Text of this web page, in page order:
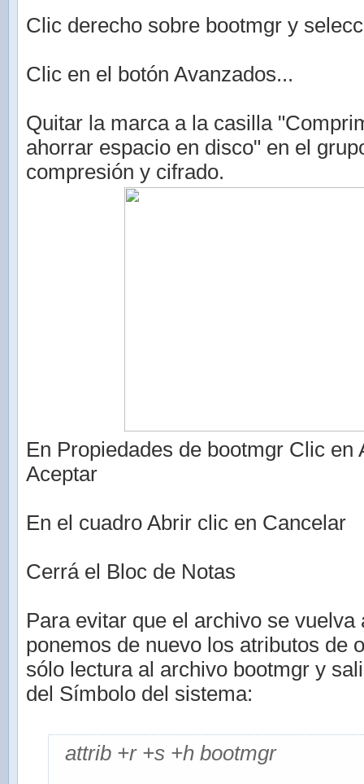
Clic derecho sobre bootmgr y
Clic en el botón Avanzados...
Quitar la marca a la casilla
ahorrar espacio en disco" en el
compresión y cifrado.
En Propiedades de bootmgr Clic en
Aceptar
En el cuadro Abrir clic en Cancelar
Cerrá el Bloc de Notas
Para evitar que el archivo se vuelva
ponemos de nuevo los atributos de
sólo lectura al archivo bootmgr y
del Símbolo del sistema:
attrib +r +s +h bootmgr